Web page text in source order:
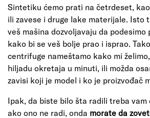
Sintetiku ćemo prati na četrdeset,
ili zavese i druge lake materijale. Isto
veš mašina dozvoljavaju da podesimo
kako bi se veš bolje prao i isprao.
centrifuge nameštamo kako mi
hiljadu okretaja u minuti, ili možda
zavisi koji je model i ko je proizvođač
Ipak, da biste bilo šta radili treba vam
ako ono ne radi, onda morate da